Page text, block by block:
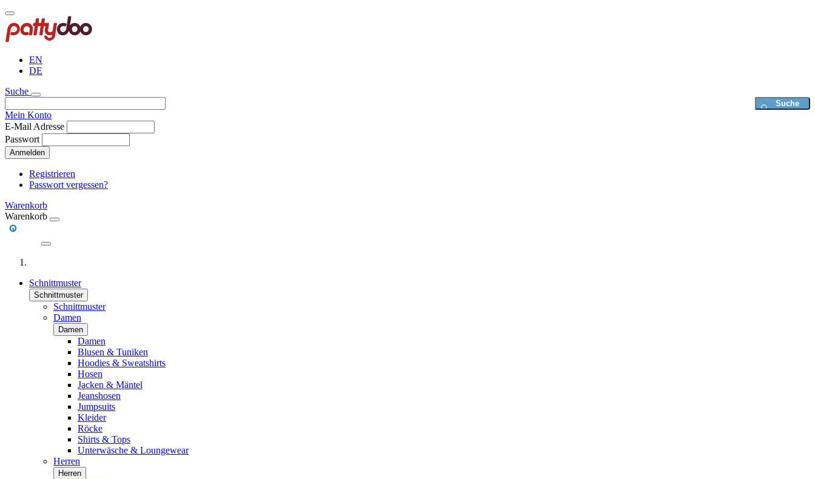
Direkt
zum
Inhalt
EN
DE
Suche
Mein Konto
E-Mail Adresse
Passwort
Anmelden
Registrieren
Passwort vergessen?
Warenkorb
Warenkorb
Schnittmuster
Schnittmuster
Schnittmuster
Damen
Damen
Damen
Blusen & Tuniken
Hoodies & Sweatshirts
Hosen
Jacken & Mäntel
Jeanshosen
Jumpsuits
Kleider
Röcke
Shirts & Tops
Unterwäsche & Loungewear
Herren
Herren